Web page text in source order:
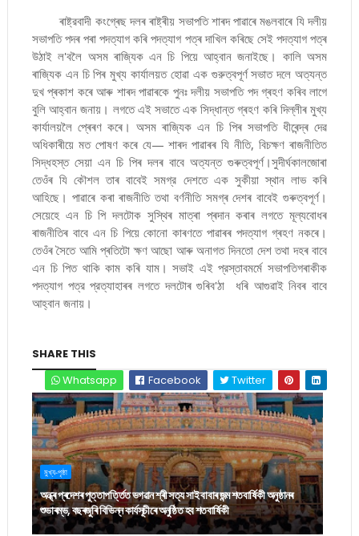
ৰাষ্ট্রবাদী কংগ্ৰেছ দলৰ ৰাষ্ট্ৰীয় সভাপতি শাৰদ পাৱাৰে মঙলবাৰে যি দলীয়
সভাপতি পদৰ পৰা পদত্যাগ কৰি পদত্যাগ পত্ৰ দাখিল কৰিছে সেই পদত্যাগ পত্ৰ
উঠাই ল'বলৈ অসম ৰাজ্যিক এন চি পিয়ে আহ্বান জনাইছে। কালি অসম
ৰাজ্যিক এন চি পিৰ মুখ্য কাৰ্যালয়ত হোৱা এক গুরুত্বপূর্ণ সভাত দলে অত্যন্ত
দুখ প্ৰকাশ কৰে আৰু শাৰদ পাৱাৰকে পুনঃ দলীয় সভাপতি পদ গ্ৰহণ কৰিব লাগে
বুলি আহ্বান জনায়। লগতে এই সভাতে এক সিদ্ধান্ত গ্ৰহণ কৰি দিল্লীৰ মুখ্য
কাৰ্যালয়লৈ প্ৰেৰণ কৰে। অসম ৰাজ্যিক এন চি পিৰ সভাপতি ধীৰেন্দ্ৰ দেৱ
অধিকাৰীয়ে মত পোষণ কৰে যে— শাৰদ পাৱাৰৰ যি নীতি, বিচক্ষণ ৰাজনীতিত
সিদ্ধহস্ত সেয়া এন চি পিৰ দলৰ বাবে অত্যন্ত গুৰুত্বপূৰ্ণ।সুদীর্ঘকালজোৰা
তেওঁৰ যি কৌশল তাৰ বাবেই সমগ্র দেশতে এক সুকীয়া স্থান লাভ কৰি
আহিছে। পাৱাৰে কৰা ৰাজনীতি তথা বর্ণনীতি সমগ্ৰ দেশৰ বাবেই গুৰুত্বপূর্ণ।
সেয়েহে এন চি পি দলটোক সুস্থিৰ মাত্ৰা প্ৰদান কৰাৰ লগতে মূল্যবোধৰ
ৰাজনীতিৰ বাবে এন চি পিয়ে কোনো কাৰণতে পাৱাৰৰ পদত্যাগ গ্ৰহণ নকৰে।
তেওঁৰ সৈতে আমি প্ৰতিটো ক্ষণ আছো আৰু অনাগত দিনতো দেশ তথা দহৰ বাবে
এন চি পিত থাকি কাম কৰি যাম। সভাই এই প্রস্তাবমর্মে সভাপতিগৰাকীক
পদত্যাগ পত্র প্রত্যাহাৰৰ লগতে দলটোৰ গুৰিব'ঠা ধৰি আগুৱাই নিবৰ বাবে
আহ্বান জনায়।
SHARE THIS
Whatsapp
Facebook Twitter
মুখ্য-পৃষ্ঠা
অন্ধ্ৰ প্ৰদেশৰ পুত্তাপৰ্ত্তিত ভগৱান শ্ৰী সত্য সাই বাবাৰ জন্ম শতবাৰ্ষিকী অনুষ্ঠানৰ
শুভাৰম্ভ, বছৰজুৰি বিভিন্ন কাৰ্যসূচীৰে অনুষ্ঠিত হব শতবাৰ্ষিকী